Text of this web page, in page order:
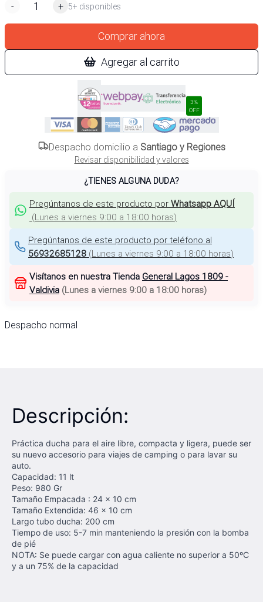
-
+ 5+ disponibles
Comprar ahora
Agregar al carrito
3%
OFF
Despacho domicilio a Santiago y Regiones
Revisar disponibilidad y valores
¿TIENES ALGUNA DUDA?
Pregúntanos de este producto por Whatsapp AQUÍ
(Lunes a viernes 9:00 a 18:00 horas)
Pregúntanos de este producto por teléfono al
56932685128 (Lunes a viernes 9:00 a 18:00 horas)
Visítanos en nuestra Tienda General Lagos 1809 -
Valdivia (Lunes a viernes 9:00 a 18:00 horas)
Despacho normal
Descripción:
Práctica ducha para el aire libre, compacta y ligera, puede ser
su nuevo accesorio para viajes de camping o para lavar su
auto.
Capacidad: 11 lt
Peso: 980 Gr
Tamaño Empacada : 24 x 10 cm
Tamaño Extendida: 46 x 10 cm
Largo tubo ducha: 200 cm
Tiempo de uso: 5-7 min manteniendo la presión con la bomba
de pié
NOTA: Se puede cargar con agua caliente no superior a 50ºC
y a un 75% de la capacidad